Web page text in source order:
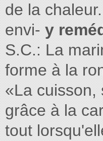
de la
envi- y
S.C.: La
forme à la
«La cuisson,
grâce à la
tout